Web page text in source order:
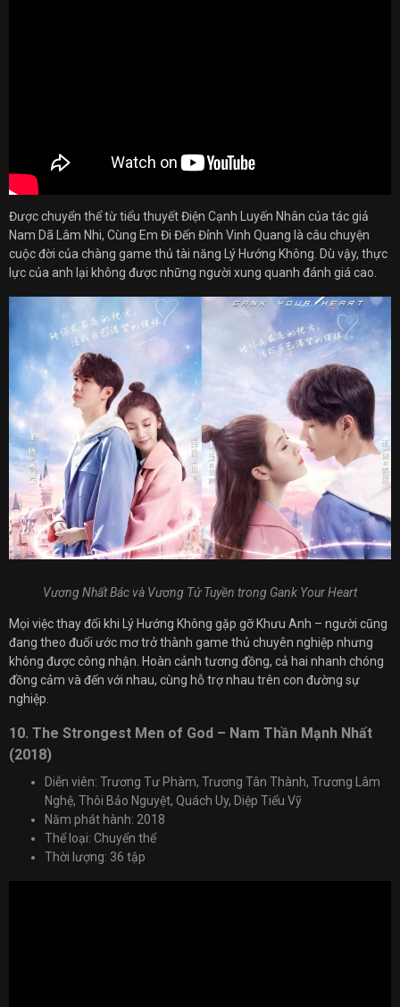
Được chuyển thể từ tiểu thuyết Điện Cạnh Luyến Nhân của tác giả
Nam Dã Lâm Nhi, Cùng Em Đi Đến Đỉnh Vinh Quang là câu chuyện
cuộc đời của chàng game thủ tài năng Lý Hướng Không. Dù vậy, thực
lực của anh lại không được những người xung quanh đánh giá cao.
Vương Nhất Bác và Vương Tử Tuyền trong Gank Your Heart
Mọi việc thay đổi khi Lý Hướng Không gặp gỡ Khưu Anh – người cũng
đang theo đuổi ước mơ trở thành game thủ chuyên nghiệp nhưng
không được công nhận. Hoàn cảnh tương đồng, cả hai nhanh chóng
đồng cảm và đến với nhau, cùng hỗ trợ nhau trên con đường sự
nghiệp.
10. The Strongest Men of God – Nam Thần Mạnh Nhất
(2018)
Diễn viên: Trương Tư Phàm, Trương Tân Thành, Trương Lâm
Nghệ, Thôi Bảo Nguyệt, Quách Uy, Diệp Tiểu Vỹ
Năm phát hành: 2018
Thể loại: Chuyển thể
Thời lượng: 36 tập